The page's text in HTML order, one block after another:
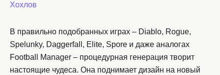
Хохлов
В правильно подобранных играх – Diablo, Rogue,
Spelunky, Daggerfall, Elite, Spore и даже аналогах
Football Manager – процедурная генерация творит
настоящие чудеса. Она поднимает дизайн на новый